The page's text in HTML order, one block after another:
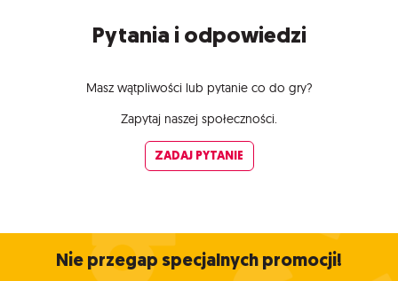
Pytania i odpowiedzi
Masz wątpliwości lub pytanie co do gry?
Zapytaj naszej społeczności.
ZADAJ PYTANIE
Nie przegap specjalnych promocji!